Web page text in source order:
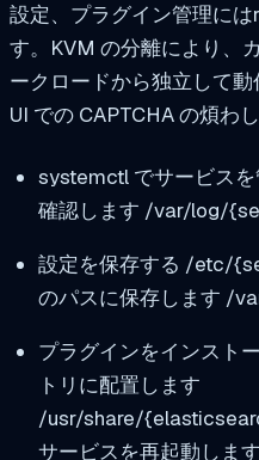
設定、プラグイン管理に
す。KVM の分離により、
ークロードから独立して
UI での CAPTCHA の煩わ
systemctl でサービス
確認します /var/log/
設定を保存する /etc/
のパスに保存します /
プラグインをインスト
トリに配置します
/usr/share/
サービスを再起動します